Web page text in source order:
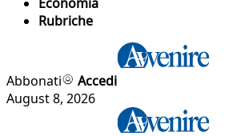
Rubriche
Abbonati
Accedi
August 8, 2026